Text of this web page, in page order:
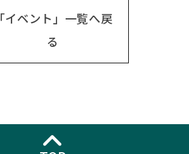
「イベント」一覧へ戻
る